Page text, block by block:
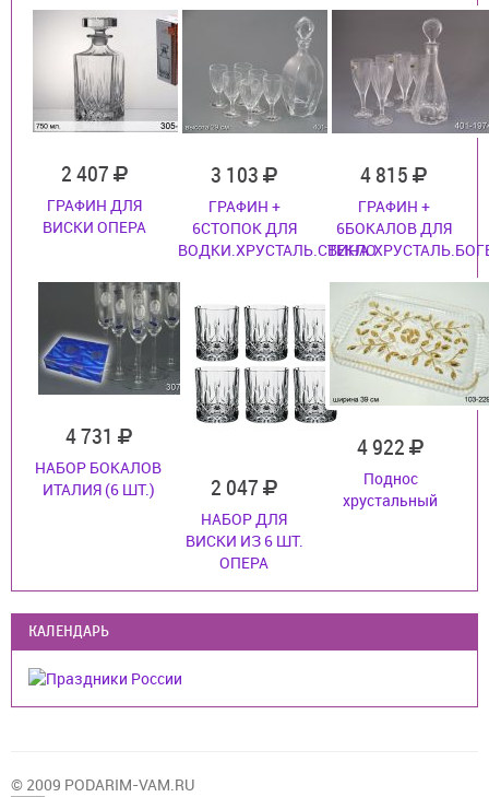
2 407
ГРАФИН ДЛЯ
ВИСКИ ОПЕРА
3 103
ГРАФИН +
6СТОПОК ДЛЯ
ВОДКИ.ХРУСТАЛЬ.СТЕКЛО
4 815
ГРАФИН +
6БОКАЛОВ ДЛЯ
4 731
НАБОР БОКАЛОВ
ИТАЛИЯ (6 ШТ.)
2 047
НАБОР ДЛЯ
ВИСКИ ИЗ 6 ШТ.
ОПЕРА
4 922
Поднос
хрустальный
КАЛЕНДАРЬ
© 2009 PODARIM-VAM.RU